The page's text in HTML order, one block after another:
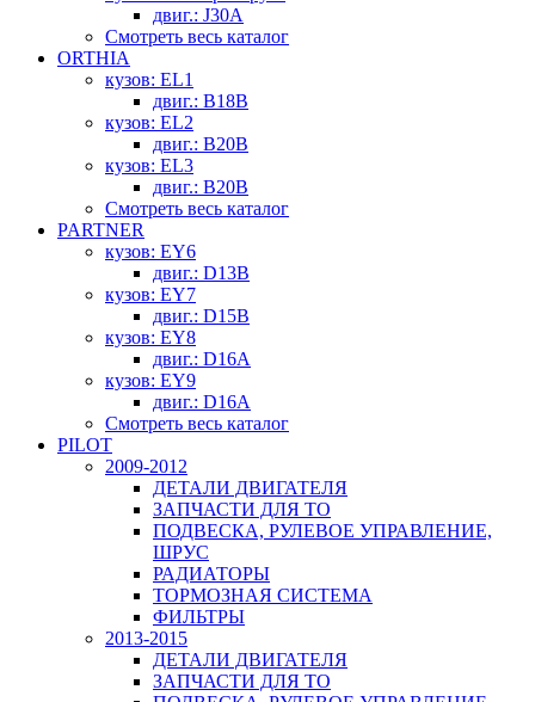
двиг.: J30A
Смотреть весь каталог
ORTHIA
кузов: EL1
двиг.: B18B
кузов: EL2
двиг.: B20B
кузов: EL3
двиг.: B20B
Смотреть весь каталог
PARTNER
кузов: EY6
двиг.: D13B
кузов: EY7
двиг.: D15B
кузов: EY8
двиг.: D16A
кузов: EY9
двиг.: D16A
Смотреть весь каталог
PILOT
2009-2012
ДЕТАЛИ ДВИГАТЕЛЯ
ЗАПЧАСТИ ДЛЯ ТО
ПОДВЕСКА, РУЛЕВОЕ УПРАВЛЕНИЕ,
ШРУС
РАДИАТОРЫ
ТОРМОЗНАЯ СИСТЕМА
ФИЛЬТРЫ
2013-2015
ДЕТАЛИ ДВИГАТЕЛЯ
ЗАПЧАСТИ ДЛЯ ТО